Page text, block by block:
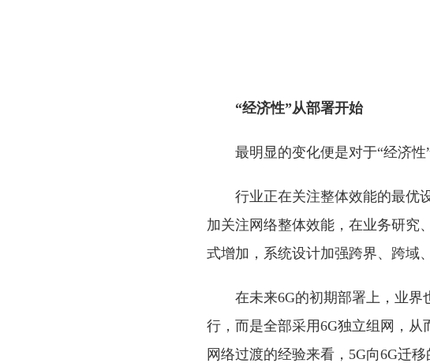
“经济性”从部署开始
最明显的变化便是对于“经济性
行业正在关注整体效能的最优
加关注网络整体效能，在业务研究
式增加，系统设计加强跨界、跨域
在未来6G的初期部署上，业界
行，而是全部采用6G独立组网，
⽹络过渡的经验来看，5G向6G迁